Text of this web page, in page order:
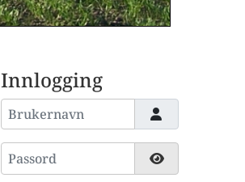
Innlogging
Brukernavn
Passord Vis passord